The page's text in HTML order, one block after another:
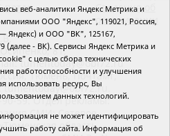
поток
Сведения об
организации
81,
tumentoday@obl72.ru
Тюмень, Почтамт,
90-59. Отдел рекламы:
СМИ: Сетевое
область
веб-аналитики Яндекс Метрика и
ООО "Яндекс", 119021, Россия,
— Яндекс) и ООО "ВК", 125167,
(далее - ВК). Сервисы Яндекс Метрика и
с целью сбора технических
работоспособности и улучшения
использовать ресурс, Вы
данных технологий.
не может идентифицировать
работу сайта. Информация об